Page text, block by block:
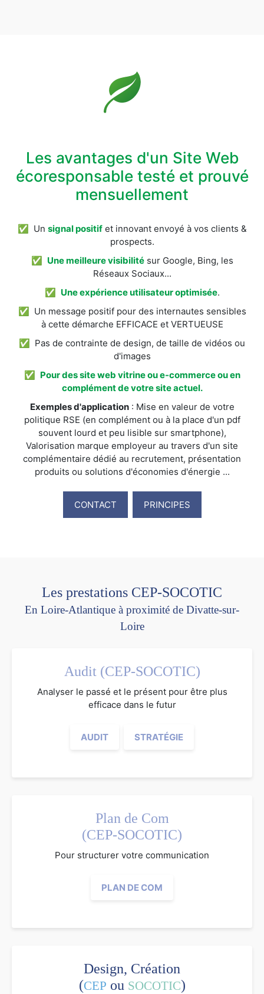
Les avantages d'un Site Web
écoresponsable testé et prouvé
mensuellement
✅ Un signal positifet innovant envoyé à vos clients &
prospects.
✅ Une meilleure visibilitésur Google, Bing, les
Réseaux Sociaux...
✅ Une expérience utilisateur optimisée.
✅ Un message positif pour des internautes sensibles
à cette démarche EFFICACE et VERTUEUSE
✅ Pas de contrainte de design, de taille de vidéos ou
d'images
✅ Pour des site web vitrine ou e-commerce ou en
complément de votre site actuel.
Exemples d'application: Mise en valeur de votre
politique RSE (en complément ou à la place d'un pdf
souvent lourd et peu lisible sur smartphone),
Valorisation marque employeur au travers d'un site
complémentaire dédié au recrutement, présentation
produits ou solutions d'économies d'énergie ...
CONTACT PRINCIPES
Les prestations CEP-SOCOTIC
En Loire-Atlantique à proximité de Divatte-sur-
Loire
Audit (CEP-SOCOTIC)
Analyser le passé et le présent pour être plus
efficace dans le futur
AUDIT STRATÉGIE
Plan de Com
(CEP-SOCOTIC)
Pour structurer votre communication
PLAN DE COM
Design, Création
(CEP ou SOCOTIC)